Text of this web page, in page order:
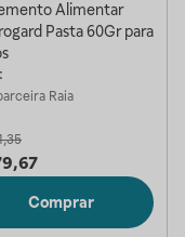
Alimentar
Pasta 60Gr para
Raia
Comprar